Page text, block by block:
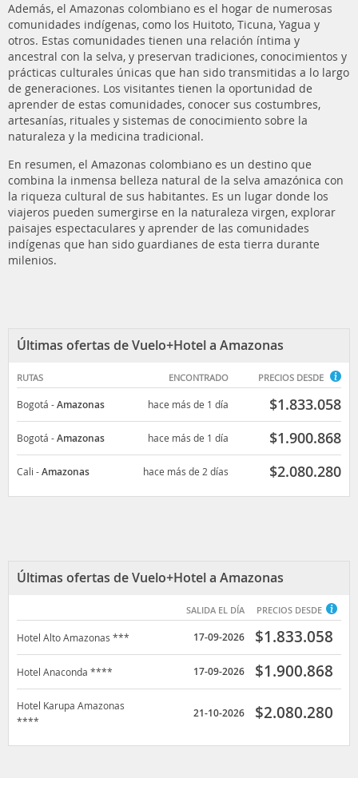
Además, el Amazonas colombiano es el hogar de numerosas
comunidades indígenas, como los Huitoto, Ticuna, Yagua y
otros. Estas comunidades tienen una relación íntima y
ancestral con la selva, y preservan tradiciones, conocimientos y
prácticas culturales únicas que han sido transmitidas a lo largo
de generaciones. Los visitantes tienen la oportunidad de
aprender de estas comunidades, conocer sus costumbres,
artesanías, rituales y sistemas de conocimiento sobre la
naturaleza y la medicina tradicional.
En resumen, el Amazonas colombiano es un destino que
combina la inmensa belleza natural de la selva amazónica con
la riqueza cultural de sus habitantes. Es un lugar donde los
viajeros pueden sumergirse en la naturaleza virgen, explorar
paisajes espectaculares y aprender de las comunidades
indígenas que han sido guardianes de esta tierra durante
milenios.
Últimas ofertas de Vuelo+Hotel a Amazonas
RUTAS ENCONTRADO PRECIOS DESDE
Bogotá -Amazonas hace más de 1 día $1.833.058
Bogotá -Amazonas hace más de 1 día $1.900.868
Cali -Amazonas hace más de 2 días $2.080.280
Últimas ofertas de Vuelo+Hotel a Amazonas
SALIDA EL DÍA PRECIOS DESDE
Hotel Alto Amazonas *** 17-09-2026 $1.833.058
Hotel Anaconda **** 17-09-2026 $1.900.868
Hotel Karupa Amazonas
****
21-10-2026 $2.080.280